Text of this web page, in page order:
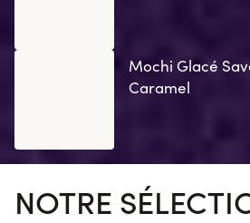
Mochi Glacé
Caramel
NOTRE